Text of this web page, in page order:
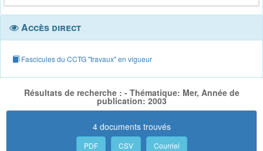
Accès direct
Fascicules du CCTG "travaux" en vigueur
Résultats de recherche : - Thématique: Mer, Année de
publication: 2003
4 documents trouvés
PDF CSV Courriel